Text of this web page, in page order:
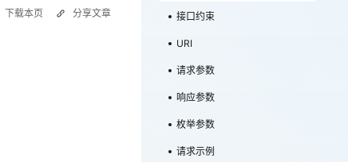
国家云助力中小企业腾飞，高额上云补贴重磅
下载本页 分享文章 接口约束
URI
请求参数
响应参数
枚举参数
请求示例